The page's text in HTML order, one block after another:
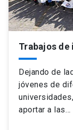
Trabajos de
Dejando de
jóvenes de
aportar a las…